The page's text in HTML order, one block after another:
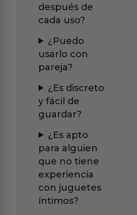
después de
cada uso?
¿Puedo
usarlo con
pareja?
¿Es discreto
y fácil de
guardar?
¿Es apto
para alguien
que no tiene
experiencia
con juguetes
íntimos?